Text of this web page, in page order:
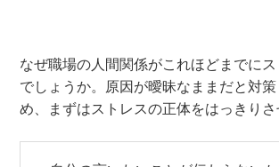
なぜ職場の人間関係がこれほどまでに
でしょうか。原因が曖昧なままだと対
め、まずはストレスの正体をはっきりさ